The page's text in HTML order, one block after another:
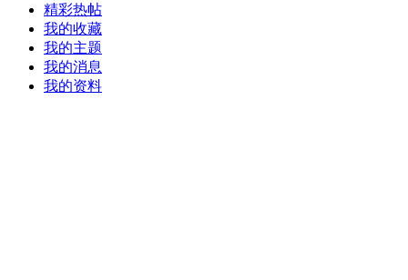
精彩热帖
我的收藏
我的主题
我的消息
我的资料